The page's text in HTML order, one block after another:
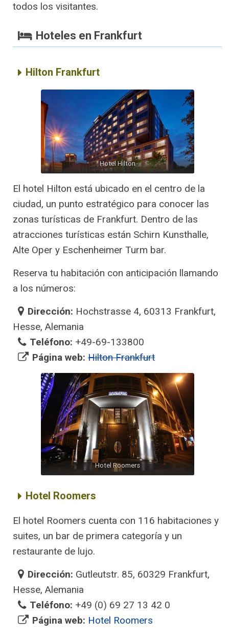
todos los visitantes.
Hoteles en Frankfurt
Hilton Frankfurt
Hotel Hilton
El hotel Hilton está ubicado en el centro de la
ciudad, un punto estratégico para conocer las
zonas turísticas de Frankfurt. Dentro de las
atracciones turísticas están Schirn Kunsthalle,
Alte Oper y Eschenheimer Turm bar.
Reserva tu habitación con anticipación llamando
a los números:
Dirección: Hochstrasse 4, 60313 Frankfurt,
Hesse, Alemania
Teléfono: +49-69-133800
Página web: Hilton Frankfurt
Hotel Roomers
Hotel Roomers
El hotel Roomers cuenta con 116 habitaciones y
suites, un bar de primera categoría y un
restaurante de lujo.
Dirección: Gutleutstr. 85, 60329 Frankfurt,
Hesse, Alemania
Teléfono: +49 (0) 69 27 13 42 0
Página web: Hotel Roomers